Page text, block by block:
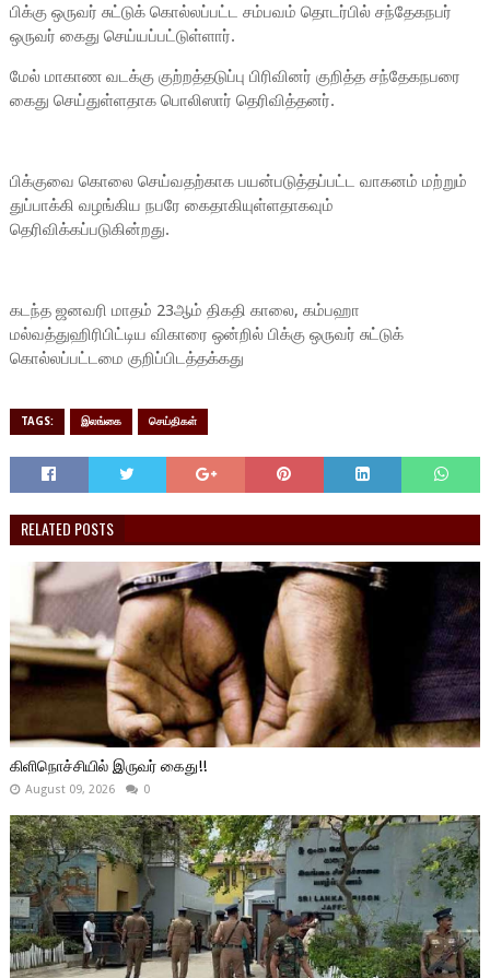
பிக்கு ஒருவர் சுட்டுக் கொல்லப்பட்ட சம்பவம் தொடர்பில் சந்தேகநபர்
ஒருவர் கைது செய்யப்பட்டுள்ளார்.
மேல் மாகாண வடக்கு குற்றத்தடுப்பு பிரிவினர் குறித்த சந்தேகநபரை
கைது செய்துள்ளதாக பொலிஸார் தெரிவித்தனர்.
பிக்குவை கொலை செய்வதற்காக பயன்படுத்தப்பட்ட வாகனம் மற்றும்
துப்பாக்கி வழங்கிய நபரே கைதாகியுள்ளதாகவும்
தெரிவிக்கப்படுகின்றது.
கடந்த ஜனவரி மாதம் 23ஆம் திகதி காலை, கம்பஹா
மல்வத்துஹிரிபிட்டிய விகாரை ஒன்றில் பிக்கு ஒருவர் சுட்டுக்
கொல்லப்பட்டமை குறிப்பிடத்தக்கது
TAGS: இலங்கை செய்திகள்
RELATED POSTS
கிளிநொச்சியில் இருவர் கைது!!
August 09, 2026 0